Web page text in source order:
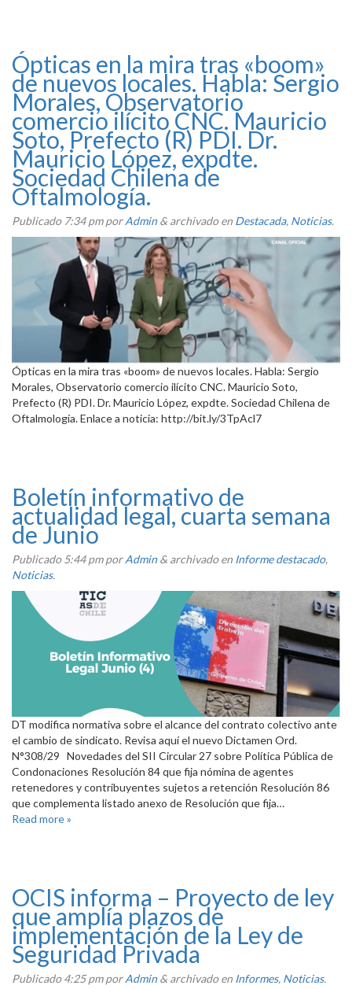
Ópticas en la mira tras «boom»
de nuevos locales. Habla: Sergio
Morales, Observatorio
comercio ilícito CNC. Mauricio
Soto, Prefecto (R) PDI. Dr.
Mauricio López, expdte.
Sociedad Chilena de
Oftalmología.
Publicado 7:34 pmporAdmin & archivado en Destacada, Noticias.
Ópticas en la mira tras «boom» de nuevos locales. Habla: Sergio
Morales, Observatorio comercio ilícito CNC. Mauricio Soto,
Prefecto (R) PDI. Dr. Mauricio López, expdte. Sociedad Chilena de
Oftalmología. Enlace a noticia: http://bit.ly/3TpAcl7
Boletín informativo de
actualidad legal, cuarta semana
de Junio
Publicado5:44 pmporAdmin & archivado en Informe destacado,
Noticias.
DT modifica normativa sobre el alcance del contrato colectivo ante
el cambio de sindicato. Revisa aquí el nuevo Dictamen Ord.
N°308/29 Novedades del SII Circular 27 sobre Política Pública de
Condonaciones Resolución 84 que fija nómina de agentes
retenedores y contribuyentes sujetos a retención Resolución 86
que complementa listado anexo de Resolución que fija…
Read more »
OCIS informa – Proyecto de ley
que amplía plazos de
implementación de la Ley de
Seguridad Privada
Publicado4:25 pmporAdmin & archivado en Informes, Noticias.